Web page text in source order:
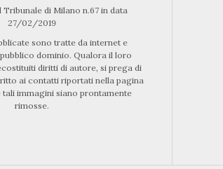
Tribunale di Milano n.67 in data
27/02/2019
sono tratte da internet e
dominio. Qualora il loro
diritti di autore, si prega di
ai contatti riportati nella pagina
tali immagini siano prontamente
rimosse.